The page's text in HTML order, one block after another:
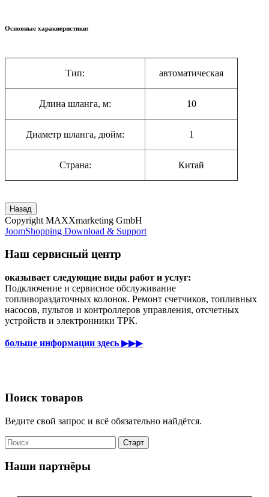
Основные харакиеристики:
Тип: автоматическая
Длина шланга, м: 10
Диаметр шланга, дюйм: 1
Страна: Китай
Copyright MAXXmarketing GmbH
JoomShopping Download & Support
Наш сервисный центр
оказывает следующие виды работ и услуг:
Подключение и сервисное обслуживание
топливораздаточных колонок. Ремонт счетчиков, топливных
насосов, пультов и контроллеров управления, отсчетных
устройств и электронники ТРК.
больше информации здесь ▶▶▶
Поиск товаров
Ведите свой запрос и всё обязательно найдётся.
Наши партнёры